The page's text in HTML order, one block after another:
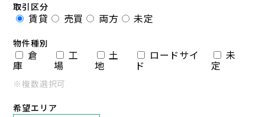
取引区分
賃貸 売買 両方 未定
物件種別
倉
庫
工
場
土
地
ロードサイ
ド
未
定
※複数選択可
希望エリア